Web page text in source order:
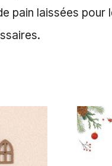
pain laissées pour